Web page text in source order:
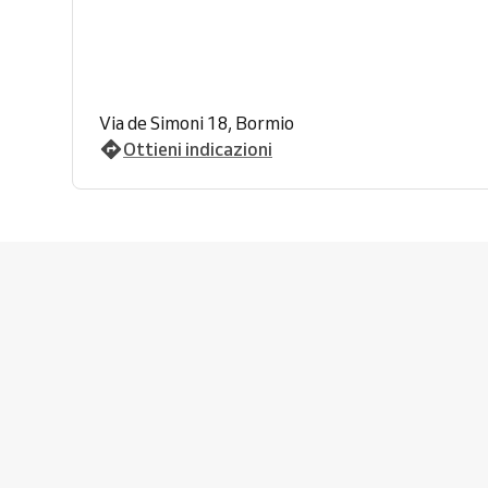
Via de Simoni 18, Bormio
Ottieni indicazioni